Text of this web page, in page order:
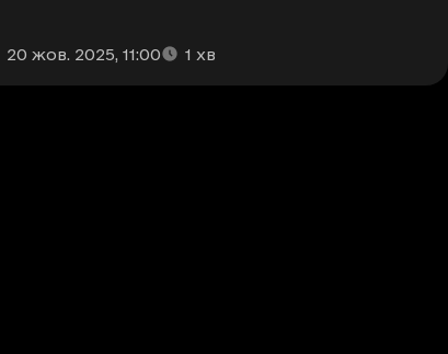
та час публікації:
20 жов. 2025, 11:00
читання: 1 хв